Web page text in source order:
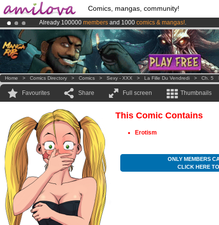
Comics, mangas, community!
Already 100000 members and 1000 comics & mangas!.
Premium membership from3.95 eurosper month !Get membership
AmilovaKickstarter is now LIVE!.
Home > Comics Directory > Comics > Sexy - XXX > La Fille Du Vendredi > Ch. 5
Favourites Share Full screen Thumbnails
This Comic Contains
Erotism
ONLY MEMBERS
CLICK HERE